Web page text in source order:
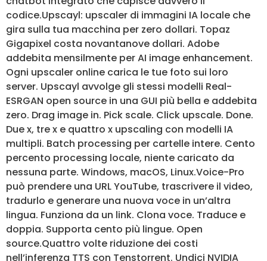
codice.Upscayl: upscaler di immagini IA locale che
gira sulla tua macchina per zero dollari. Topaz
Gigapixel costa novantanove dollari. Adobe
addebita mensilmente per AI image enhancement.
Ogni upscaler online carica le tue foto sui loro
server. Upscayl avvolge gli stessi modelli Real-
ESRGAN open source in una GUI più bella e addebita
zero. Drag image in. Pick scale. Click upscale. Done.
Due x, tre x e quattro x upscaling con modelli IA
multipli. Batch processing per cartelle intere. Cento
percento processing locale, niente caricato da
nessuna parte. Windows, macOS, Linux.Voice-Pro
può prendere una URL YouTube, trascrivere il video,
tradurlo e generare una nuova voce in un’altra
lingua. Funziona da un link. Clona voce. Traduce e
doppia. Supporta cento più lingue. Open
source.Quattro volte riduzione dei costi
nell’inferenza TTS con Tenstorrent. Undici NVIDIA